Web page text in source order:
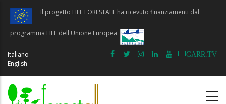
Salta
contenuto
principale
Il progetto LIFE FORESTALL ha ricevuto finanziamenti dal
programma LIFE dell'Unione Europea
GARR.TV
Italiano
English